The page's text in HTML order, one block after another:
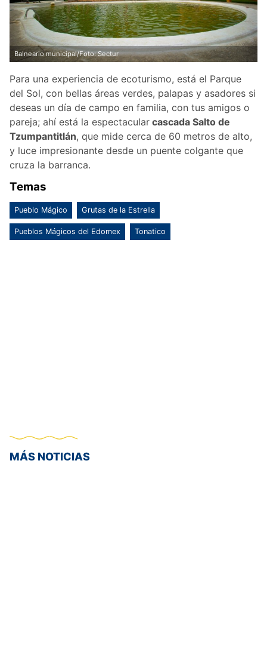
Balneario municipal/Foto: Sectur
Para una experiencia de ecoturismo, está el Parque
del Sol, con bellas áreas verdes, palapas y asadores si
deseas un día de campo en familia, con tus amigos o
pareja; ahí está la espectacular cascada Salto de
Tzumpantitlán, que mide cerca de 60 metros de alto,
y luce impresionante desde un puente colgante que
cruza la barranca.
Temas
Pueblo Mágico Grutas de la Estrella
Pueblos Mágicos del Edomex Tonatico
MÁS NOTICIAS